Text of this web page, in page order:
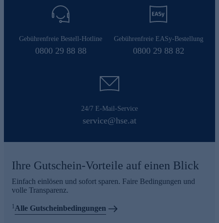
Gebührenfreie Bestell-Hotline
0800 29 88 88
Gebührenfreie EASy-Bestellung
0800 29 88 82
24/7 E-Mail-Service
service@hse.at
Ihre Gutschein-Vorteile auf einen Blick
Einfach einlösen und sofort sparen. Faire Bedingungen und
volle Transparenz.
1Alle Gutscheinbedingungen